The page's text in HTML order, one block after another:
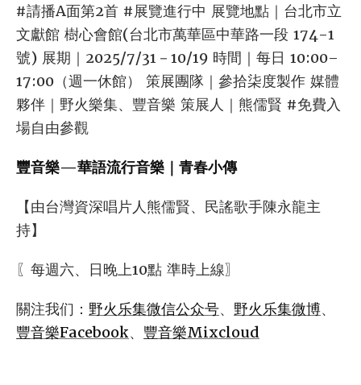
#請播A面第2首 #展覽進行中 展覽地點｜台北市立
文獻館 樹心會館(台北市萬華區中華路一段 174-1
號) 展期｜2025/7/31－10/19 時間｜每日 10:00–
17:00（週一休館） 策展團隊｜參拾柒度製作 媒體
夥伴｜野火樂集、豐音樂 策展人｜熊儒賢 #免費入
場自由參觀
豐音樂—華語流行音樂｜青春小傳
【由台灣資深唱片人熊儒賢、民謠歌手陳永龍主
持】
〖每週六、日晚上10點 準時上線〗
關注我们： 野火乐集微信公众号、 野火乐集微博、
豐音樂Facebook、 豐音樂Mixcloud